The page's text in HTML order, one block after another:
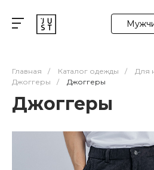
Главная / Каталог одежды / Для
Джоггеры
/ Джоггеры
Джоггеры